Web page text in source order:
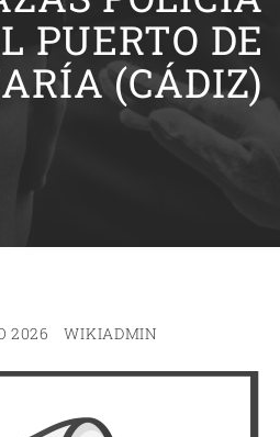
PUERTO DE
(CÁDIZ)
2026 WIKIADMIN